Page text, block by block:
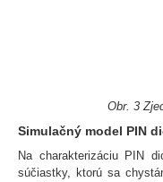
Obr. 3
Simulačný model PIN
Na charakterizáciu PIN
súčiastky, ktorú sa